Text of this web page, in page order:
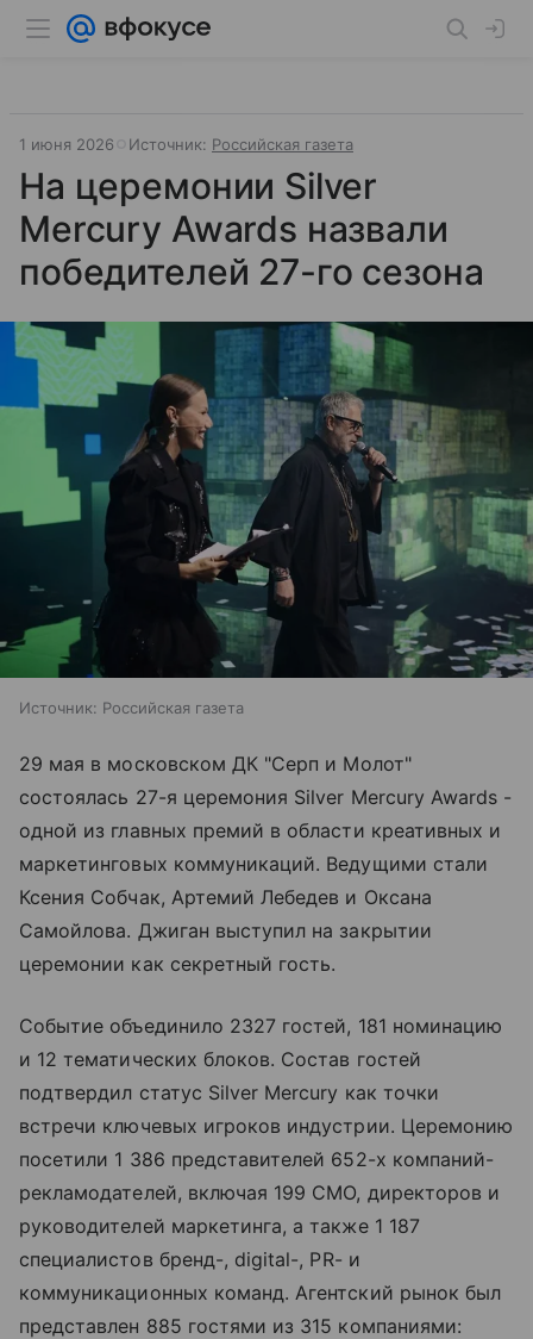
1 июня 2026 Источник: Российская газета
На церемонии Silver
Mercury Awards назвали
победителей 27-го сезона
Источник: Российская газета
29 мая в московском ДК "Серп и Молот"
состоялась 27-я церемония Silver Mercury Awards -
одной из главных премий в области креативных и
маркетинговых коммуникаций. Ведущими стали
Ксения Собчак, Артемий Лебедев и Оксана
Самойлова. Джиган выступил на закрытии
церемонии как секретный гость.
Событие объединило 2327 гостей, 181 номинацию
и 12 тематических блоков. Состав гостей
подтвердил статус Silver Mercury как точки
встречи ключевых игроков индустрии. Церемонию
посетили 1 386 представителей 652-х компаний-
рекламодателей, включая 199 CMO, директоров и
руководителей маркетинга, а также 1 187
специалистов бренд-, digital-, PR- и
коммуникационных команд. Агентский рынок был
представлен 885 гостями из 315 компаниями: